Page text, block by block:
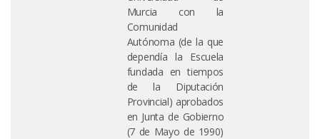
Murcia con la
Comunidad
Autónoma (de la que
dependía la Escuela
fundada en tiempos
de la Diputación
Provincial) aprobados
en Junta de Gobierno
(7 de Mayo de 1990)